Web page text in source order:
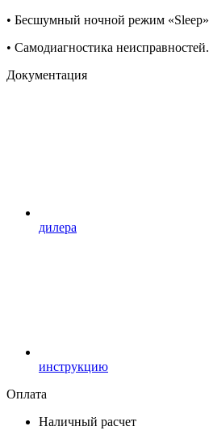
• Бесшумный ночной режим «Sleep»
• Самодиагностика неисправностей.
Документация
дилера
инструкцию
Оплата
Наличный расчет